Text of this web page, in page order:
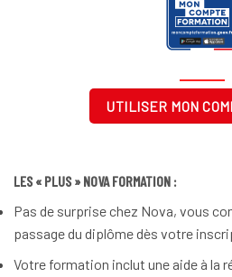
UTILISER MON
LES « PLUS » NOVA FORMATION :
Pas de surprise chez Nova, vous
passage du diplôme dès votre
Votre formation inclut une aide à la